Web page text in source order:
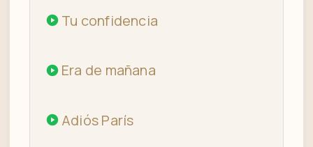
Tu confidencia
Era de mañana
Adiós París